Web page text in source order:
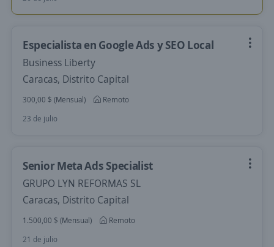
Especialista en Google Ads y SEO Local
Business Liberty
Caracas, Distrito Capital
300,00 $ (Mensual)
Remoto
23 de julio
Senior Meta Ads Specialist
GRUPO LYN REFORMAS SL
Caracas, Distrito Capital
1.500,00 $ (Mensual)
Remoto
21 de julio